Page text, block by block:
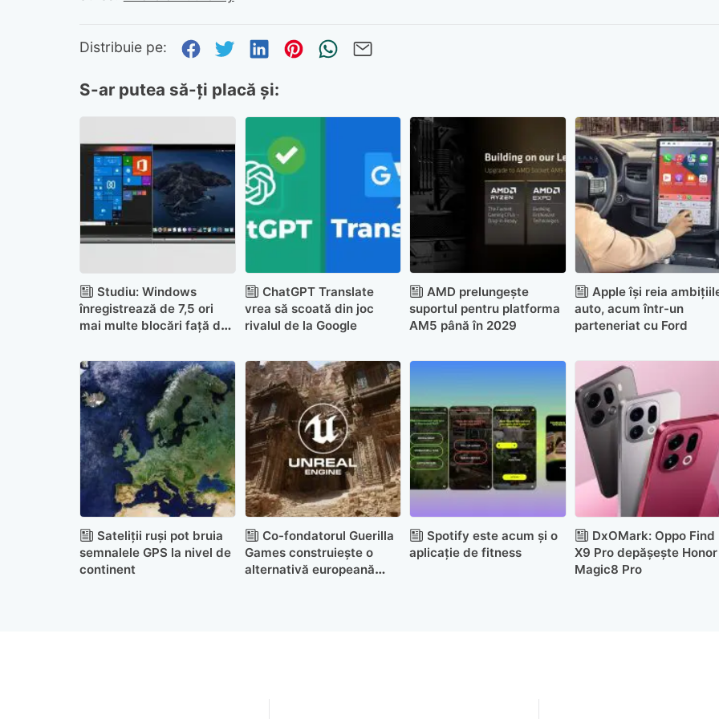
Distribuie pe: Distribuie pe Facebook
Distribuie pe Twitter
Distribuie pe LinkedIn
Distribuie pe Pinterest
Trimite prin whatsapp
S-ar putea să-ți placă și:
Studiu: Windows
înregistrează de 7,5 ori
mai multe blocări față de
ChatGPT Translate
vrea să scoată din joc
rivalul de la Google
AMD prelungește
suportul pentru platforma
AM5 până în 2029
Apple își reia
auto, acum într-un
parteneriat cu Ford
Sateliții ruși pot bruia
semnalele GPS la nivel de
continent
Co-fondatorul Guerilla
Games construiește o
alternativă europeană
Spotify este acum și o
aplicație de fitness
DxOMark: Oppo Find
X9 Pro depășește Honor
Magic8 Pro